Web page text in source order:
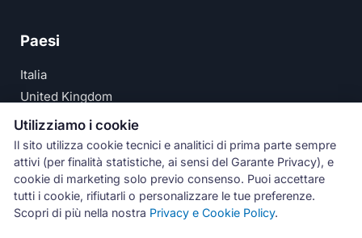
Paesi
Italia
United Kingdom
Deutschland
España
© Numeri Primi Srl — P.IVA IT11621120960 ·Privacy e
Cookie Policy
Utilizziamo i cookie
Il sito utilizza cookie tecnici e analitici di prima parte sempre
attivi (per finalità statistiche, ai sensi del Garante Privacy), e
cookie di marketing solo previo consenso. Puoi accettare
tutti i cookie, rifiutarli o personalizzare le tue preferenze.
Scopri di più nella nostra Privacy e Cookie Policy.